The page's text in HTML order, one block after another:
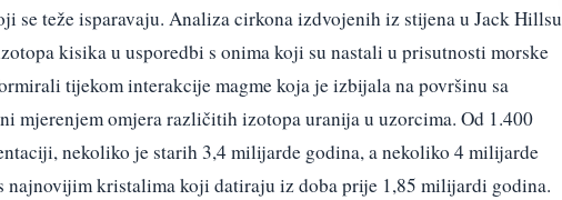
se teže isparavaju. Analiza cirkona izdvojenih iz stijena u Jack Hillsu
kisika u usporedbi s onima koji su nastali u prisutnosti morske
tijekom interakcije magme koja je izbijala na površinu sa
mjerenjem omjera različitih izotopa uranija u uzorcima. Od 1.400
nekoliko je starih 3,4 milijarde godina, a nekoliko 4 milijarde
najnovijim kristalima koji datiraju iz doba prije 1,85 milijardi godina.